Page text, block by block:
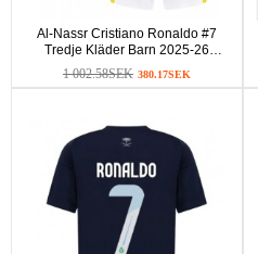
Al-Nassr Cristiano Ronaldo #7
Tredje Kläder Barn 2025-26
Kortärmad (+ Korta byxor)
1 002.58SEK 380.17SEK